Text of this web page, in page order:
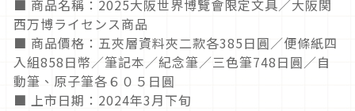
■ 商品名稱：2025大阪世界博覽會限定文具／大阪関
西万博ライセンス商品
■ 商品價格：五夾層資料夾二款各385日圓／便條紙四
入組858日幣／筆記本／紀念筆／三色筆748日圓／自
動筆、原子筆各６０５日圓
■ 上市日期：2024年3月下旬